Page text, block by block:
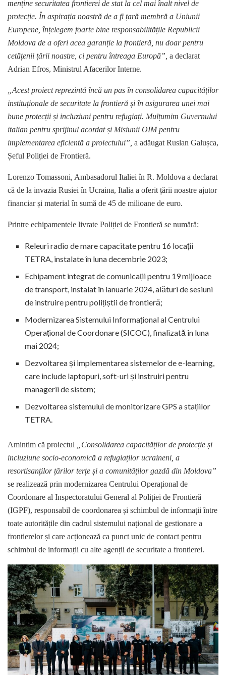
menține securitatea frontierei de stat la cel mai înalt nivel de
protecție. În aspirația noastră de a fi țară membră a Uniunii
Europene, înțelegem foarte bine responsabilitățile Republicii
Moldova de a oferi acea garanție la frontieră, nu doar pentru
cetățenii țării noastre, ci pentru întreaga Europă”, a declarat
Adrian Efros, Ministrul Afacerilor Interne.
„Acest proiect reprezintă încă un pas în consolidarea capacităților
instituționale de securitate la frontieră și în asigurarea unei mai
bune protecții și incluziuni pentru refugiați. Mulțumim Guvernului
italian pentru sprijinul acordat și Misiunii OIM pentru
implementarea eficientă a proiectului”, a adăugat Ruslan Galușca,
Șeful Poliției de Frontieră.
Lorenzo Tomassoni, Ambasadorul Italiei în R. Moldova a declarat
că de la invazia Rusiei în Ucraina, Italia a oferit țării noastre ajutor
financiar și material în sumă de 45 de milioane de euro.
Printre echipamentele livrate Poliției de Frontieră se numără:
Releuri radio de mare capacitate pentru 16 locații
TETRA, instalate în luna decembrie 2023;
Echipament integrat de comunicații pentru 19 mijloace
de transport, instalat în ianuarie 2024, alături de sesiuni
de instruire pentru polițiștii de frontieră;
Modernizarea Sistemului Informațional al Centrului
Operațional de Coordonare (SICOC), finalizată în luna
mai 2024;
Dezvoltarea și implementarea sistemelor de e-learning,
care include laptopuri, soft-uri și instruiri pentru
managerii de sistem;
Dezvoltarea sistemului de monitorizare GPS a stațiilor
TETRA.
Amintim că proiectul „Consolidarea capacităților de protecție și
incluziune socio-economică a refugiaților ucraineni, a
resortisanților țărilor terțe și a comunităților gazdă din Moldova”
se realizează prin modernizarea Centrului Operațional de
Coordonare al Inspectoratului General al Poliției de Frontieră
(IGPF), responsabil de coordonarea și schimbul de informații între
toate autoritățile din cadrul sistemului național de gestionare a
frontierelor și care acționează ca punct unic de contact pentru
schimbul de informații cu alte agenții de securitate a frontierei.